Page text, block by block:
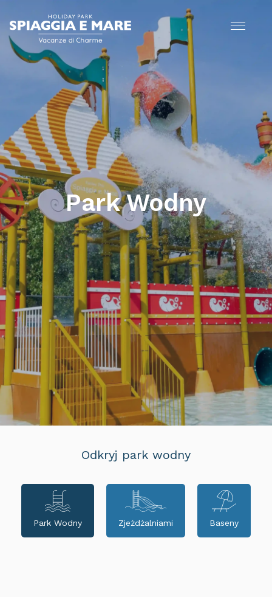
Park Wodny
Odkryj park wodny
Park Wodny Zjeżdżalniami Baseny